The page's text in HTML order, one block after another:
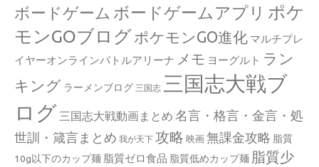
ボードゲーム ボードゲームアプリ ポケ
モンGOブログ ポケモンGO進化 マルチプレ
イヤーオンラインバトルアリーナ メモ ヨーグルト ラン
キング ラーメンブログ 三国志 三国志大戦ブ
ログ 三国志大戦動画まとめ 名言・格言・金言・処
世訓・箴言まとめ 我が天下 攻略 映画 無課金攻略 脂質
10g以下のカップ麺 脂質ゼロ食品 脂質低めカップ麺 脂質少